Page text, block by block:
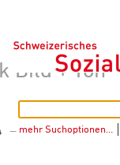
Bild + Ton
mehr Suchoptionen…
–